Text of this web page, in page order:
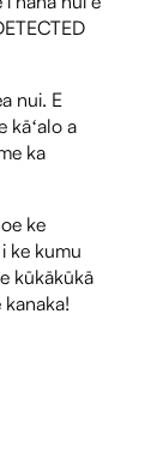
nui. E
kāʻalo a
ka
ke
ke kumu
kūkākūkā
kanaka!